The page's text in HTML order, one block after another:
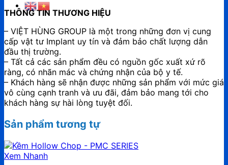
THÔNG TIN THƯƠNG HIỆU
– VIỆT HÙNG GROUP là một trong những đơn vị cung
cấp vật tư Implant uy tín và đảm bảo chất lượng dẫn
đầu thị trường.
– Tất cả các sản phẩm đều có nguồn gốc xuất xứ rõ
ràng, có nhãn mác và chứng nhận của bộ y tế.
– Khách hàng sẽ nhận được những sản phẩm với mức giá
vô cùng cạnh tranh và ưu đãi, đảm bảo mang tới cho
khách hàng sự hài lòng tuyệt đối.
Sản phẩm tương tự
Xem Nhanh